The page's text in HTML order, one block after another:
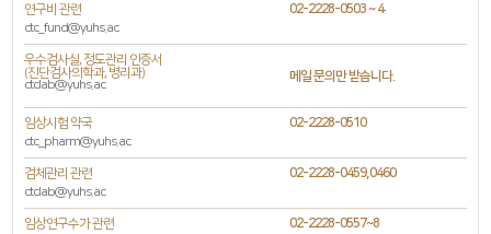
연구비 관련
02-2228-0503 ~ 4
ctc_fund@yuhs.ac
우수검사실, 정도관리 인증서
(진단검사의학과, 병리과)
메일 문의만 받습니다.
ctclab@yuhs.ac
임상시험 약국
02-2228-0510
ctc_pharm@yuhs.ac
검체관리 관련
02-2228-0459,0460
ctclab@yuhs.ac
임상연구수가 관련
02-2228-0557~8